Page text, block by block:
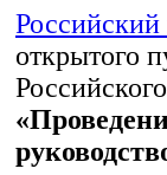
открытого